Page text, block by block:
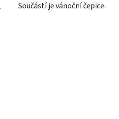
Součástí je vánoční čepice.